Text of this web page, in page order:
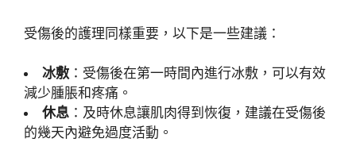
受傷後的護理同樣重要，以下是一些建議：
冰敷 ：受傷後在第一時間內進行冰敷，可以有效
減少腫脹和疼痛。
休息 ：及時休息讓肌肉得到恢復，建議在受傷後
的幾天內避免過度活動。